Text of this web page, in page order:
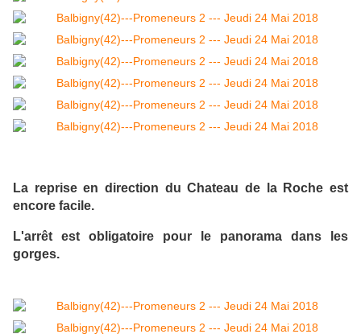
La reprise en direction du Chateau de la Roche est
encore facile.
L'arrêt est obligatoire pour le panorama dans les
gorges.